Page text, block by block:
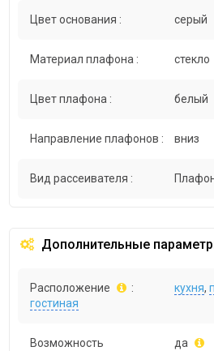
Цвет основания : серый
Материал плафона : стекло
Цвет плафона : белый
Направление плафонов : вниз
Вид рассеивателя :
Дополнительные
Расположение : кухня,
гостиная
Возможность
да